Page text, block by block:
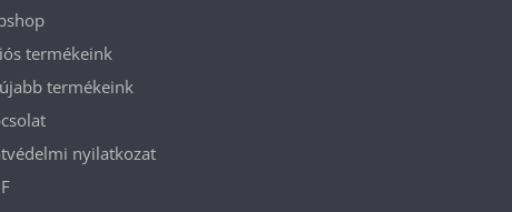
termékeink
termékeink
nyilatkozat